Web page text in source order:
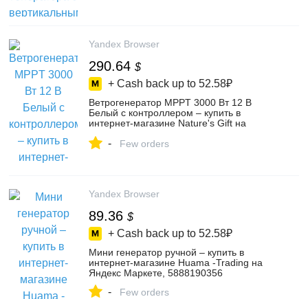
Yandex Browser
290.64 $
+ Cash back up to 52.58₽
Ветрогенератор MPPT 3000 Вт 12 В
Белый с контроллером – купить в
интернет-магазине Nature's Gift на
- Few orders
Yandex Browser
89.36 $
+ Cash back up to 52.58₽
Мини генератор ручной – купить в
интернет-магазине Huama -Trading на
Яндекс Маркете, 5888190356
- Few orders